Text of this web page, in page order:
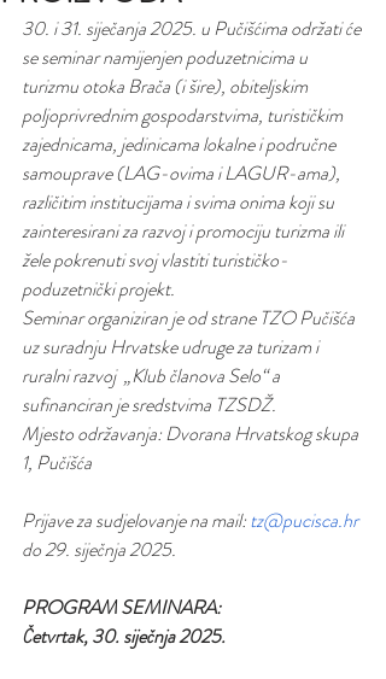
30. i 31. siječanja 2025. u Pučišćima održati će
se seminar namijenjen poduzetnicima u
turizmu otoka Brača (i šire), obiteljskim
poljoprivrednim gospodarstvima, turističkim
zajednicama, jedinicama lokalne i područne
samouprave (LAG-ovima i LAGUR-ama),
različitim institucijama i svima onima koji su
zainteresirani za razvoj i promociju turizma ili
žele pokrenuti svoj vlastiti turističko-
poduzetnički projekt.
Seminar organiziran je od strane TZO Pučišća
uz suradnju Hrvatske udruge za turizam i
ruralni razvoj  „Klub članova Selo“ a
sufinanciran je sredstvima TZSDŽ.
Mjesto održavanja: Dvorana Hrvatskog skupa
1, Pučišća
Prijave za sudjelovanje na mail: tz@pucisca.hr
do 29. siječnja 2025.
PROGRAM SEMINARA:
Četvrtak, 30. siječnja 2025.